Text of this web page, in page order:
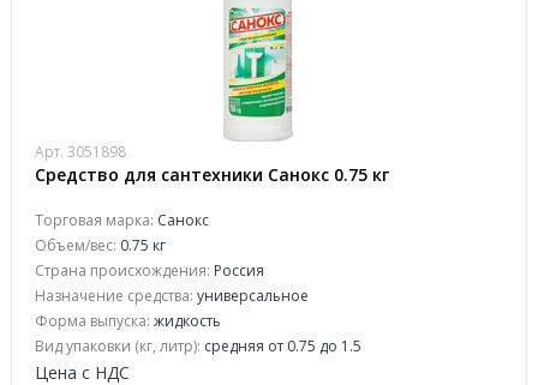
Арт. 3051898
Средство для сантехники Санокс 0.75 кг
Торговая марка: Санокс
Объем/вес: 0.75 кг
Страна происхождения: Россия
Назначение средства: универсальное
Форма выпуска: жидкость
Вид упаковки (кг, литр): средняя от 0.75 до 1.5
Цена с НДС